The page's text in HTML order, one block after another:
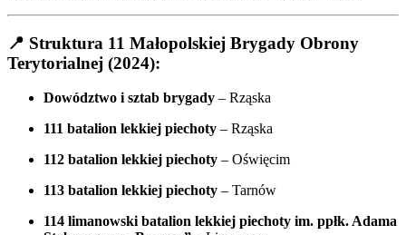
📍 Struktura 11 Małopolskiej Brygady Obrony
Terytorialnej (2024):
Dowództwo i sztab brygady – Rząska
111 batalion lekkiej piechoty – Rząska
112 batalion lekkiej piechoty – Oświęcim
113 batalion lekkiej piechoty – Tarnów
114 limanowski batalion lekkiej piechoty im. ppłk. Adama